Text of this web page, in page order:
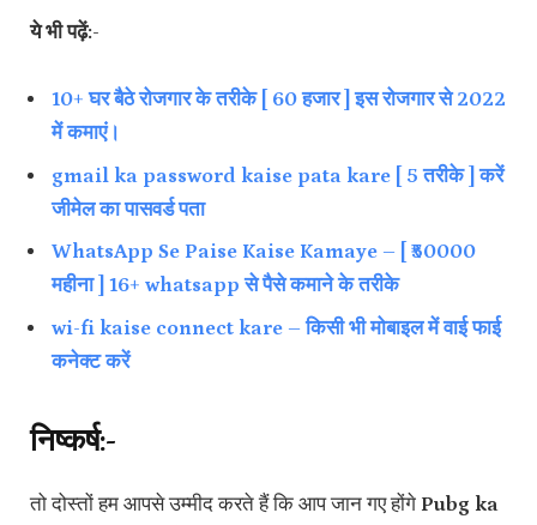
ये भी पढ़ें:-
10+ घर बैठे रोजगार के तरीके [ 60 हजार ] इस रोजगार से 2022
में कमाएं।
gmail ka password kaise pata kare [ 5 तरीके ] करें
जीमेल का पासवर्ड पता
WhatsApp Se Paise Kaise Kamaye – [ ₹50000
महीना ] 16+ whatsapp से पैसे कमाने के तरीके
wi-fi kaise connect kare – किसी भी मोबाइल में वाई फाई
कनेक्ट करें
निष्कर्ष:-
तो दोस्तों हम आपसे उम्मीद करते हैं कि आप जान गए होंगे Pubg ka